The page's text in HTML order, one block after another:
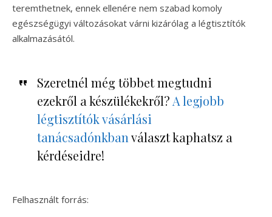
teremthetnek, ennek ellenére nem szabad komoly
egészségügyi változásokat várni kizárólag a légtisztítók
alkalmazásától.
Szeretnél még többet megtudni
ezekről a készülékekről? A legjobb
légtisztítók vásárlási
tanácsadónkban választ kaphatsz a
kérdéseidre!
Felhasznált forrás: